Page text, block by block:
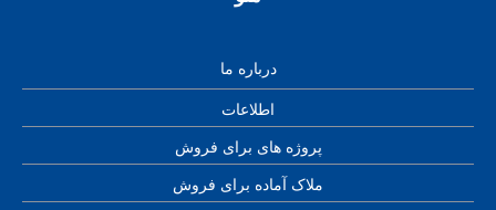
درباره ما
اطلاعات
پروژه های برای فروش
ملاک آماده برای فروش